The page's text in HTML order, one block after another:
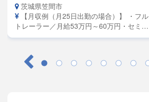
茨城県笠間市
【月収例（月25日出勤の場合）】 ・フル
トレーラー／月給53万円～60万円・セミト
レーラー／月給45万円～50万円・大型／月